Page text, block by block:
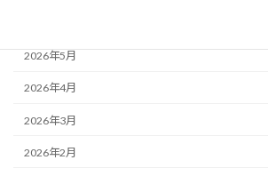
2026年5月
2026年4月
2026年3月
2026年2月